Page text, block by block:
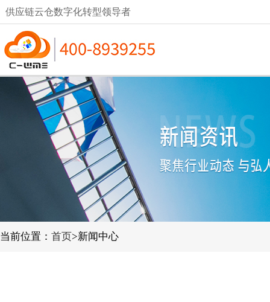
供应链云仓数字化转型领导者
当前位置： 首页>新闻中心